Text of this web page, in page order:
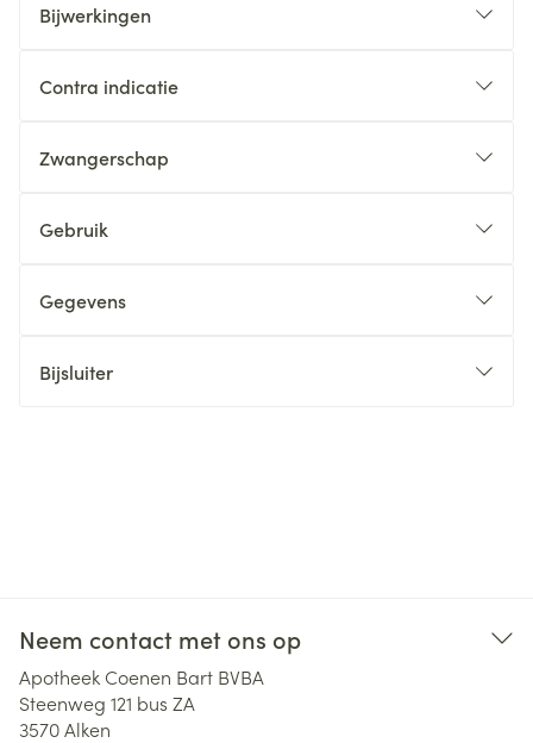
Bijwerkingen
Contra indicatie
Zwangerschap
Gebruik
Gegevens
Bijsluiter
Neem contact met ons op
Apotheek Coenen Bart BVBA
Steenweg 121 bus ZA
3570Alken